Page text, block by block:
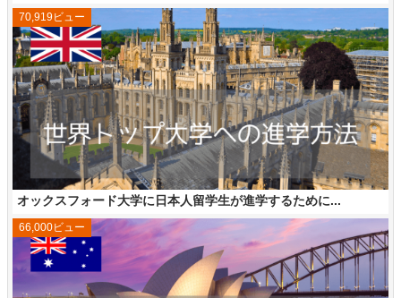
オックスフォード大学に日本人留学生が進学するために...
70,919ビュー
66,000ビュー